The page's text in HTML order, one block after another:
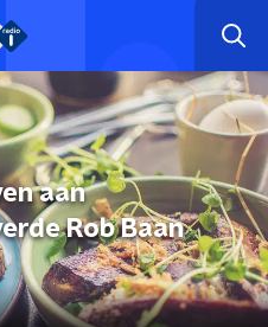
aan
Rob Baan